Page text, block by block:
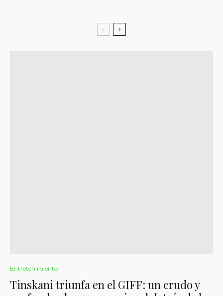
Entretenimiento
Tinskani triunfa en el GIFF: un crudo y